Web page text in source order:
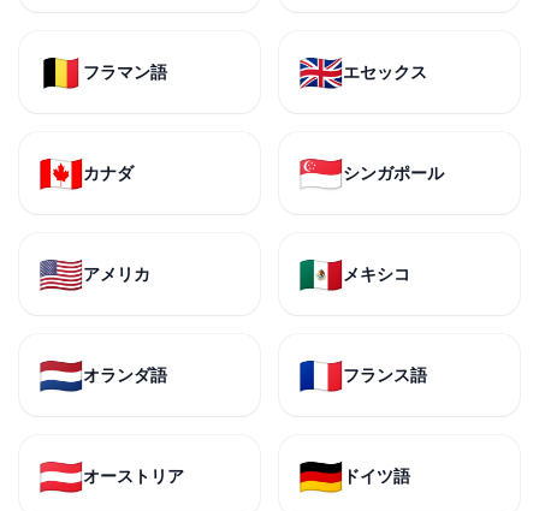
🇧🇪 フラマン語 🇬🇧エセックス
🇨🇦カナダ 🇸🇬シンガポール
🇺🇸アメリカ 🇲🇽メキシコ
🇳🇱オランダ語 🇫🇷フランス語
🇦🇹オーストリア 🇩🇪 ドイツ語